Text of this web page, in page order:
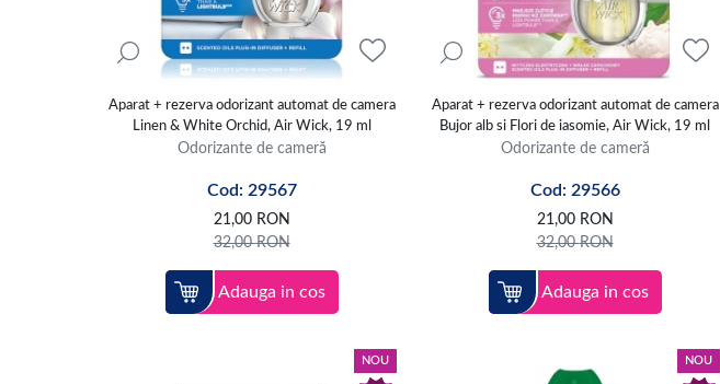
Aparat + rezerva odorizant automat de camera
Linen & White Orchid, Air Wick, 19 ml
Odorizante de cameră
Cod: 29567
21,00 RON
32,00RON
Adauga in cos
Aparat + rezerva odorizant automat de camera
Bujor alb si Flori de iasomie, Air Wick, 19 ml
Odorizante de cameră
Cod: 29566
21,00 RON
32,00RON
Adauga in cos
NOU NOU